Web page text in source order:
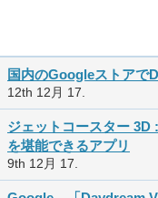
国内のGoogleストアで
12th 12月 17.
ジェットコースター
を堪能できるアプリ
9th 12月 17.